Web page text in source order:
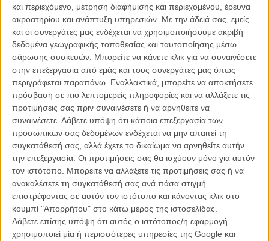
και περιεχόμενο, μέτρηση διαφήμισης και περιεχομένου, έρευνα
ακροατηρίου και ανάπτυξη υπηρεσιών. Με την άδειά σας, εμείς
και οι συνεργάτες μας ενδέχεται να χρησιμοποιήσουμε ακριβή
δεδομένα γεωγραφικής τοποθεσίας και ταυτοποίησης μέσω
σάρωσης συσκευών. Μπορείτε να κάνετε κλικ για να συναινέσετε
στην επεξεργασία από εμάς και τους συνεργάτες μας όπως
περιγράφεται παραπάνω. Εναλλακτικά, μπορείτε να αποκτήσετε
πρόσβαση σε πιο λεπτομερείς πληροφορίες και να αλλάξετε τις
προτιμήσεις σας πριν συναινέσετε ή να αρνηθείτε να
συναινέσετε. Λάβετε υπόψη ότι κάποια επεξεργασία των
προσωπικών σας δεδομένων ενδέχεται να μην απαιτεί τη
συγκατάθεσή σας, αλλά έχετε το δικαίωμα να αρνηθείτε αυτήν
την επεξεργασία. Οι προτιμήσεις σας θα ισχύουν μόνο για αυτόν
τον ιστότοπο. Μπορείτε να αλλάξετε τις προτιμήσεις σας ή να
ανακαλέσετε τη συγκατάθεσή σας ανά πάσα στιγμή
επιστρέφοντας σε αυτόν τον ιστότοπο και κάνοντας κλικ στο
κουμπί "Απορρήτου" στο κάτω μέρος της ιστοσελίδας.
Λάβετε επίσης υπόψη ότι αυτός ο ιστότοπος/η εφαρμογή
χρησιμοποιεί μία ή περισσότερες υπηρεσίες της Google και
«Cloud»
Θα καταφέρει η νέα προσθήκη στη φιλμογραφία του Ιάπωνα auter
Κιγιόσι Κουροσάβα να μας στοιχειώσει όσο οι προηγούμενες;
Διαβάστε εδώ περισσότερα.